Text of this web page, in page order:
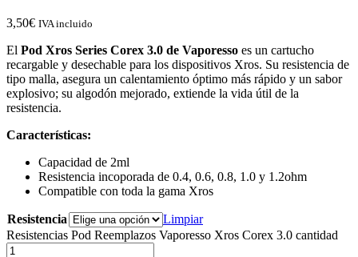
3,50€ IVA incluido
El Pod Xros Series Corex 3.0 de Vaporesso es un cartucho
recargable y desechable para los dispositivos Xros. Su resistencia de
tipo malla, asegura un calentamiento óptimo más rápido y un sabor
explosivo; su algodón mejorado, extiende la vida útil de la
resistencia.
Características:
Capacidad de 2ml
Resistencia incoporada de 0.4, 0.6, 0.8, 1.0 y 1.2ohm
Compatible con toda la gama Xros
Resistencia
Limpiar
Resistencias Pod Reemplazos Vaporesso Xros Corex 3.0 cantidad